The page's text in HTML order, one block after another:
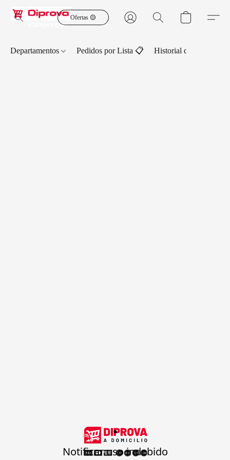
Ofertas 🟡
Departamentos Pedidos por Lista 📋 Historial de Pedidos
.
Notificar uso indebido